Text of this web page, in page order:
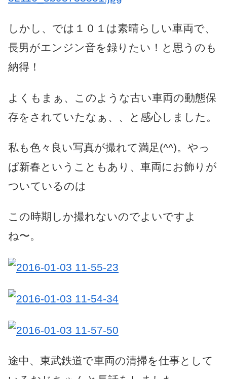
しかし、では１０１は素晴らしい車両で、
長男がエンジン音を録りたい！と思うのも
納得！
よくもまぁ、このような古い車両の動態保
存をされていたなぁ、、と感心しました。
私も色々良い写真が撮れて満足(^^)。やっ
ぱ新春ということもあり、車両にお飾りが
ついているのは
この時期しか撮れないのでよいですよ
ね〜。
途中、東武鉄道で車両の清掃を仕事として